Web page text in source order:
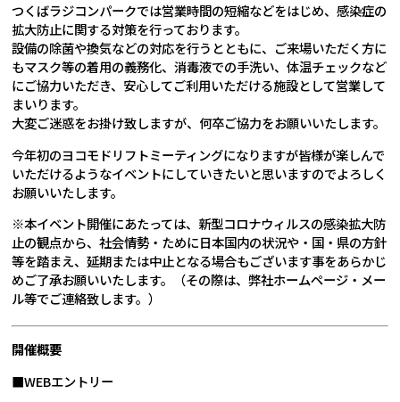
つくばラジコンパークでは営業時間の短縮などをはじめ、感染症の
拡大防止に関する対策を行っております。
設備の除菌や換気などの対応を行うとともに、ご来場いただく方に
もマスク等の着用の義務化、消毒液での手洗い、体温チェックなど
にご協力いただき、安心してご利用いただける施設として営業して
まいります。
大変ご迷惑をお掛け致しますが、何卒ご協力をお願いいたします。
今年初のヨコモドリフトミーティングになりますが皆様が楽しんで
いただけるようなイベントにしていきたいと思いますのでよろしく
お願いいたします。
※本イベント開催にあたっては、新型コロナウィルスの感染拡大防
止の観点から、社会情勢・ために日本国内の状況や・国・県の方針
等を踏まえ、延期または中止となる場合もございます事をあらかじ
めご了承お願いいたします。（その際は、弊社ホームページ・メー
ル等でご連絡致します。）
開催概要
■WEBエントリー